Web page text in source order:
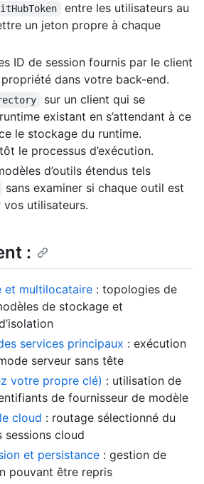
entre les utilisateurs au
un jeton propre à chaque
ID de session fournis par le client
dans votre back-end.
sur un client qui se
existant en s’attendant à ce
le stockage du runtime.
le processus d’exécution.
d’outils étendus tels
sans examiner si chaque outil est
utilisateurs.
:
et multilocataire : topologies de
de stockage et
services principaux : exécution
serveur sans tête
votre propre clé) : utilisation de
de fournisseur de modèle
cloud : routage sélectionné du
sessions cloud
et persistance : gestion de
pouvant être repris